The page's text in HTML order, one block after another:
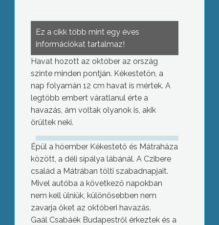
Ez a cikk több mint egy éves
információkat tartalmaz!
Havat hozott az október az ország
szinte minden pontján. Kékestetőn, a
nap folyamán 12 cm havat is mértek. A
legtöbb embert váratlanul érte a
havazás, ám voltak olyanok is, akik
örültek neki.
Épül a hóember Kékestető és Mátraháza
között, a déli sípálya lábánál. A Czibere
család a Mátrában tölti szabadnapjait.
Mivel autóba a következő napokban
nem kell ülniük, különösebben nem
zavarja őket az októberi havazás.
Gaál Csabáék Budapestről érkeztek és a